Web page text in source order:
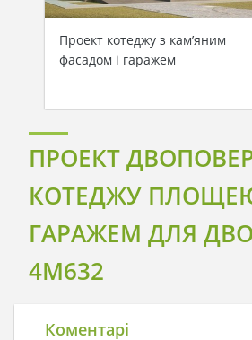
Проект котеджу з кам’яним
фасадом і гаражем
ПРОЕКТ
КОТЕДЖУ ПЛОЩЕЮ
ГАРАЖЕМ ДЛЯ
4M632
Коментарі